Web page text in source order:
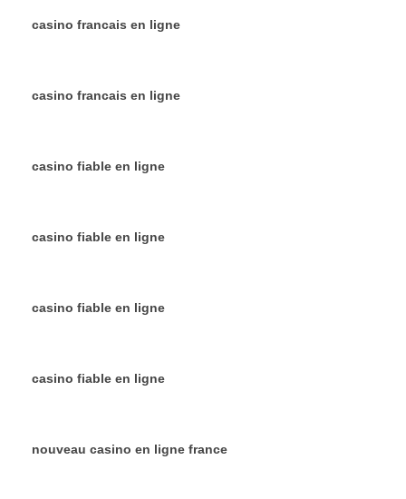
casino francais en ligne
casino francais en ligne
casino fiable en ligne
casino fiable en ligne
casino fiable en ligne
casino fiable en ligne
nouveau casino en ligne france